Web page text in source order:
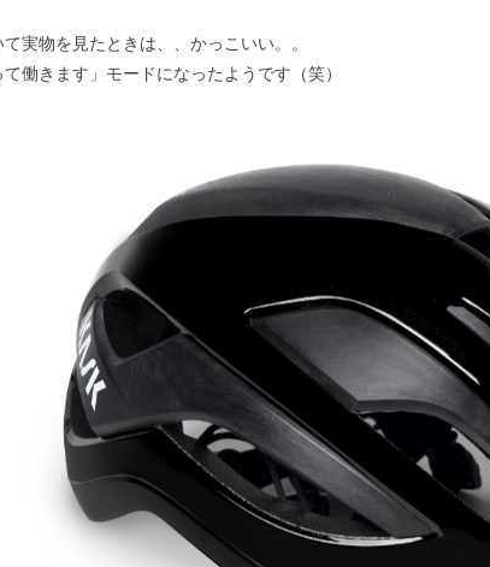
実物を見たときは、、かっこいい。。
て働きます」モードになったようです（笑）